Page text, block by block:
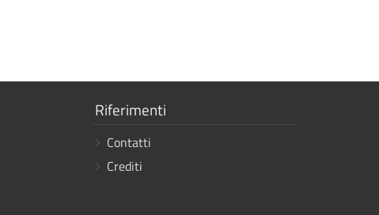
Mostra
link
Riferimenti
Contatti
Crediti